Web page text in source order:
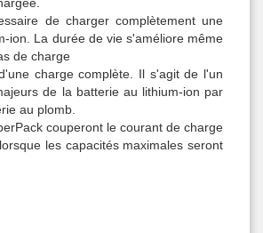
de charger complètement une
ion. La durée de vie s'améliore même
de charge
charge complète. Il s'agit de l'un
de la batterie au lithium-ion par
au plomb.
couperont le courant de charge
les capacités maximales seront